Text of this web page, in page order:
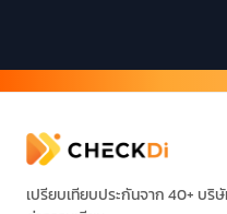
เปรียบเทียบประกันจาก 40+ บริ